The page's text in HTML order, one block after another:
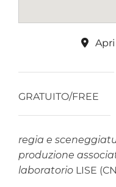
GRATUITO/FREE
regia e
produzione
laboratorio LISE